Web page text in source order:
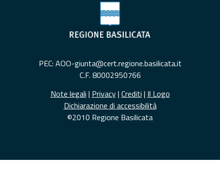
PEC: AOO-giunta@cert.regione.basilicata.it
C.F. 80002950766
Note legali | Privacy| Crediti | Il Logo
Dichiarazione di accessibilità
©2010 Regione Basilicata